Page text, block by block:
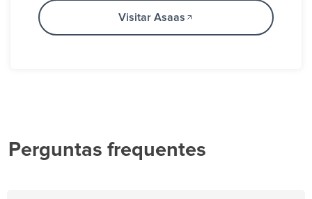
Visitar Asaas
Perguntas frequentes